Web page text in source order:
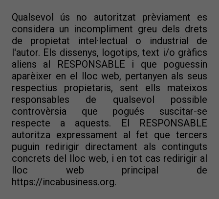
Qualsevol ús no autoritzat prèviament es
considera un incompliment greu dels drets
de propietat intel·lectual o industrial de
l'autor. Els dissenys, logotips, text i/o gràfics
aliens al RESPONSABLE i que poguessin
aparèixer en el lloc web, pertanyen als seus
respectius propietaris, sent ells mateixos
responsables de qualsevol possible
controvèrsia que pogués suscitar-se
respecte a aquests. El RESPONSABLE
autoritza expressament al fet que tercers
puguin redirigir directament als continguts
concrets del lloc web, i en tot cas redirigir al
lloc web principal de
https://incabusiness.org.